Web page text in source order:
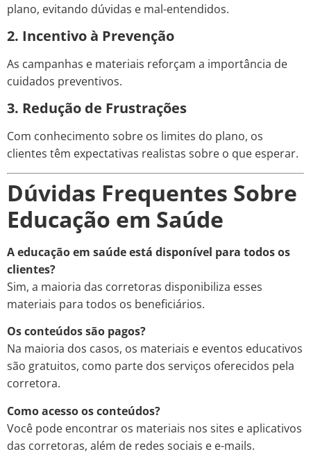
plano, evitando dúvidas e mal-entendidos.
2. Incentivo à Prevenção
As campanhas e materiais reforçam a importância de
cuidados preventivos.
3. Redução de Frustrações
Com conhecimento sobre os limites do plano, os
clientes têm expectativas realistas sobre o que esperar.
Dúvidas Frequentes Sobre
Educação em Saúde
A educação em saúde está disponível para todos os
clientes?
Sim, a maioria das corretoras disponibiliza esses
materiais para todos os beneficiários.
Os conteúdos são pagos?
Na maioria dos casos, os materiais e eventos educativos
são gratuitos, como parte dos serviços oferecidos pela
corretora.
Como acesso os conteúdos?
Você pode encontrar os materiais nos sites e aplicativos
das corretoras, além de redes sociais e e-mails.